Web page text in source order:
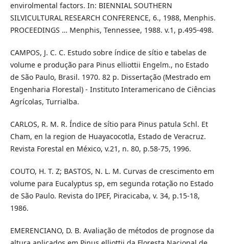
envirolmental factors. In: BIENNIAL SOUTHERN
SILVICULTURAL RESEARCH CONFERENCE, 6., 1988, Menphis.
PROCEEDINGS … Menphis, Tennessee, 1988. v.1, p.495-498.
CAMPOS, J. C. C. Estudo sobre índice de sítio e tabelas de
volume e produção para Pinus elliottii Engelm., no Estado
de São Paulo, Brasil. 1970. 82 p. Dissertação (Mestrado em
Engenharia Florestal) - Instituto Interamericano de Ciências
Agrícolas, Turrialba.
CARLOS, R. M. R. Índice de sítio para Pinus patula Schl. Et
Cham, en la region de Huayacocotla, Estado de Veracruz.
Revista Forestal en México, v.21, n. 80, p.58-75, 1996.
COUTO, H. T. Z; BASTOS, N. L. M. Curvas de crescimento em
volume para Eucalyptus sp, em segunda rotação no Estado
de São Paulo. Revista do IPEF, Piracicaba, v. 34, p.15-18,
1986.
EMERENCIANO, D. B. Avaliação de métodos de prognose da